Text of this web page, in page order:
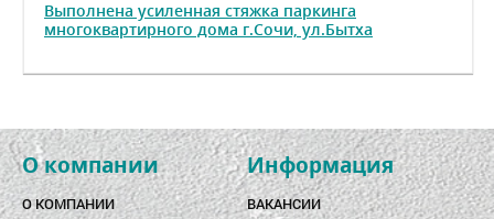
Выполнена усиленная стяжка паркинга
многоквартирного дома г.Сочи, ул.Бытха
О компании
О КОМПАНИИ
Информация
ВАКАНСИИ